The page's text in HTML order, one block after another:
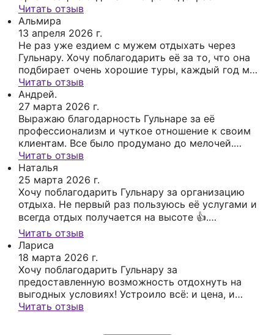
варианты по моим запросам. С Гульнарой я
отдыхала как по по России, так и за рубежом -
всегда всё чётко, удобно и без лишней суеты.
Всегда на связи, ответственно и с любовью
подходит к своей работе. Спасибо за
замечательный отдых!
Читать отзыв
Альмира
13 апреля 2026 г.
Не раз уже ездием с мужем отдыхать через
Гульнару. Хочу поблагодарить её за то, что она
подбирает очень хорошие туры, каждый год мы
остаёмся довольные 👍 Так переживает за
клиентов, как будто родственников отправляет
😉Рекомендую её как хорошего специалиста
,уверена вы останетесь довольны.
Читать отзыв
Андрей.
27 марта 2026 г.
Выражаю благодарность Гульнаре за её
профессионализм и чуткое отношение к своим
клиентам. Все было продумано до мелочей.
Отдых получился комфортным. Большое спасибо
за отличный сервис! Обязательно обратимся к
вам снова.
Читать отзыв
Наталья
25 марта 2026 г.
Хочу поблагодарить Гульнару за организацию
отдыха. Не первый раз пользуюсь её услугами и
всегда отдых получается на высоте 👍.
Однозначно буду рекомендовать всем своим
знакомым данного туроператора.
Читать отзыв
Лариса
18 марта 2026 г.
Хочу поблагодарить Гульнару за
предоставленную возможность отдохнуть на
выгодных условиях! Устроило всё: и цена, и
качество, а главное внимательность,
Читать отзыв